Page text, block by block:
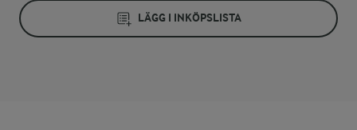
LÄGG I INKÖPSLISTA